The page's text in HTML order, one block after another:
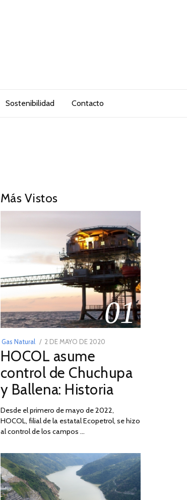
Sostenibilidad Contacto
Más Vistos
01
Gas Natural
POSTED
ON
2 DE MAYO DE 2020
DE
2026
HOCOL asume
control de Chuchupa
y Ballena: Historia
Desde el primero de mayo de 2022,
HOCOL, filial de la estatal Ecopetrol, se hizo
al control de los campos …